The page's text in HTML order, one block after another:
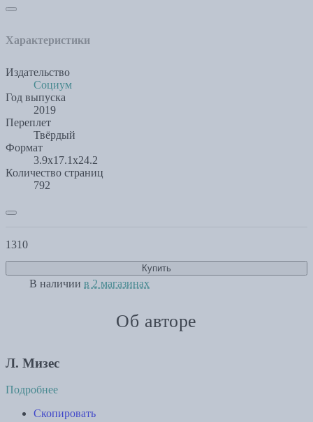
Характеристики
Издательство
Социум
Год выпуска
2019
Переплет
Твёрдый
Формат
3.9x17.1x24.2
Количество страниц
792
1310
Купить
В наличии в 2 магазинах
Об авторе
Л. Мизес
Подробнее
Скопировать